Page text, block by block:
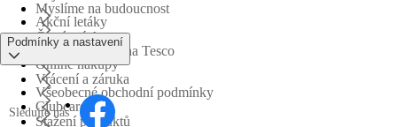
Myslíme na budoucnost
Obchodní skupina Tesco
Časté otázky
Vrácení a záruka
Stažení produktů
Akční letáky
Online nákupy
Clubcard
Podmínky a nastavení
Všeobecné obchodní podmínky
Sledujte nás